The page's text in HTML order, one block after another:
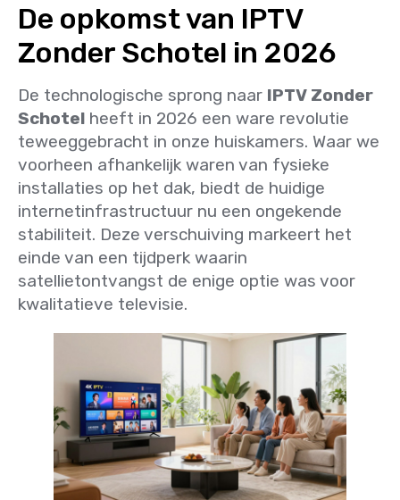
De opkomst van IPTV
Zonder Schotel in 2026
De technologische sprong naar IPTV Zonder
Schotel heeft in 2026 een ware revolutie
teweeggebracht in onze huiskamers. Waar we
voorheen afhankelijk waren van fysieke
installaties op het dak, biedt de huidige
internetinfrastructuur nu een ongekende
stabiliteit. Deze verschuiving markeert het
einde van een tijdperk waarin
satellietontvangst de enige optie was voor
kwalitatieve televisie.